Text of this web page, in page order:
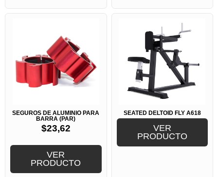
SEGUROS DE ALUMINIO PARA
BARRA (PAR)
$23,62
VER
PRODUCTO
SEATED DELTOID FLY A618
VER
PRODUCTO